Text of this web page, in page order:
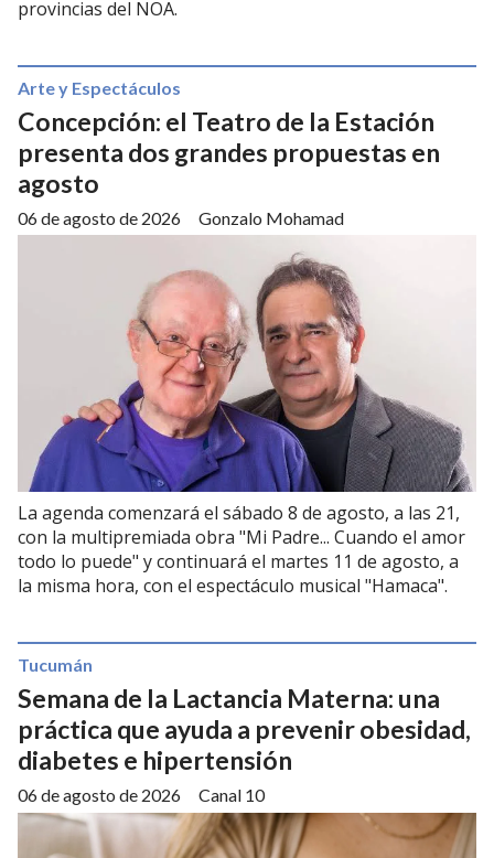
provincias del NOA.
Concepción: el Teatro de la Estación
presenta dos grandes propuestas en
agosto
Gonzalo Mohamad
Arte y Espectáculos
06 de agosto de 2026
La agenda comenzará el sábado 8 de agosto, a las 21,
con la multipremiada obra "Mi Padre... Cuando el amor
todo lo puede" y continuará el martes 11 de agosto, a
la misma hora, con el espectáculo musical "Hamaca".
Semana de la Lactancia Materna: una
práctica que ayuda a prevenir obesidad,
diabetes e hipertensión
Canal 10
Tucumán
06 de agosto de 2026